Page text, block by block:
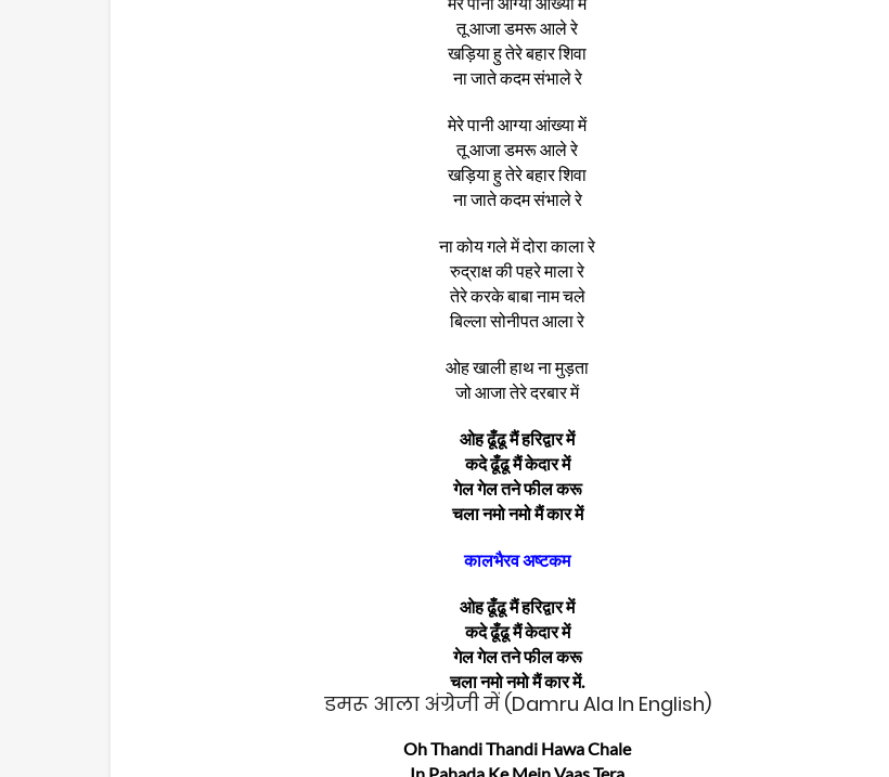
तू आजा डमरू आले रे
खड़िया हु तेरे बहार शिवा
ना जाते कदम संभाले रे
मेरे पानी आग्या आंख्या में
तू आजा डमरू आले रे
खड़िया हु तेरे बहार शिवा
ना जाते कदम संभाले रे
ना कोय गले में दोरा काला रे
रुद्राक्ष की पहरे माला रे
तेरे करके बाबा नाम चले
बिल्ला सोनीपत आला रे
ओह खाली हाथ ना मुड़ता
जो आजा तेरे दरबार में
ओह ढूँढू मैं हरिद्वार में
कदे ढूँढू मैं केदार में
गेल गेल तने फील करू
चला नमो नमो मैं कार में
कालभैरव अष्टकम
ओह ढूँढू मैं हरिद्वार में
कदे ढूँढू मैं केदार में
गेल गेल तने फील करू
चला नमो नमो मैं कार में.
डमरू आला अंग्रेजी में (Damru Ala In English)
Oh Thandi Thandi Hawa Chale